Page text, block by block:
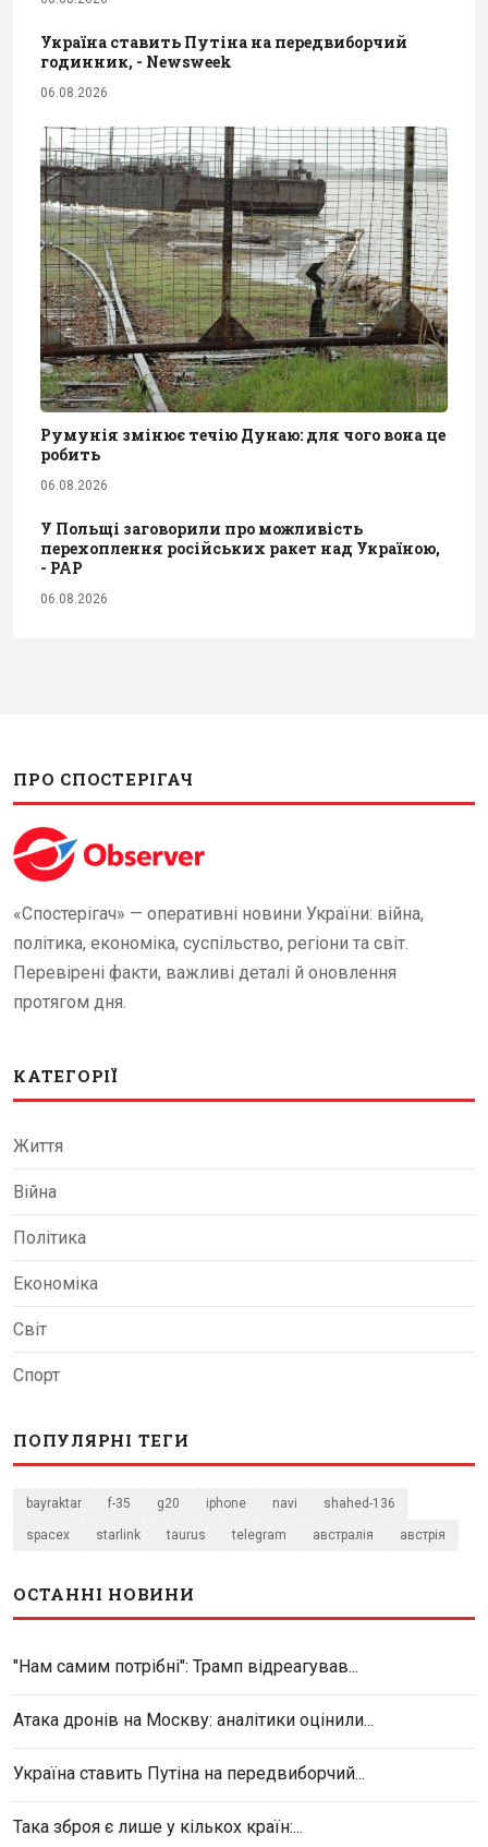
Україна ставить Путіна на передвиборчий
годинник, - Newsweek
06.08.2026
Румунія змінює течію Дунаю: для чого вона це
робить
06.08.2026
У Польщі заговорили про можливість
перехоплення російських ракет над Україною,
- PAP
06.08.2026
ПРО СПОСТЕРІГАЧ
«Спостерігач» — оперативні новини України: війна,
політика, економіка, суспільство, регіони та світ.
Перевірені факти, важливі деталі й оновлення
протягом дня.
КАТЕГОРІЇ
Життя
Війна
Політика
Економіка
Світ
Спорт
ПОПУЛЯРНІ ТЕГИ
bayraktar f-35 g20 iphone navi shahed-136
spacex starlink taurus telegram австралія австрія
ОСТАННІ НОВИНИ
"Нам самим потрібні": Трамп відреагував...
Атака дронів на Москву: аналітики оцінили...
Україна ставить Путіна на передвиборчий...
Така зброя є лише у кількох країн:...